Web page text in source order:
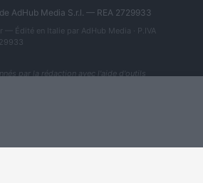
AdHub Media S.r.l. — REA 2729933
— Édité en Italie par AdHub Media · P.IVA
par la rédaction avec l'aide d'outils